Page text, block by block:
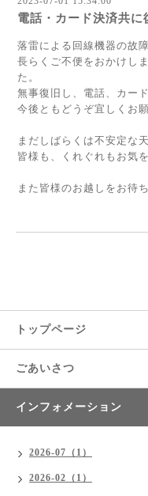
電話・カード決済共に
落雷による回線機器の故障
長らくご不便をおかけし
た。
無事復旧し、電話、カー
今後ともどうぞ宜しくお
まだしばらくは不安定な
皆様も、くれぐれもお気
また皆様のお越しをお待
トップページ
ごあいさつ
インフォメーション
2026-07（1）
2026-02（1）